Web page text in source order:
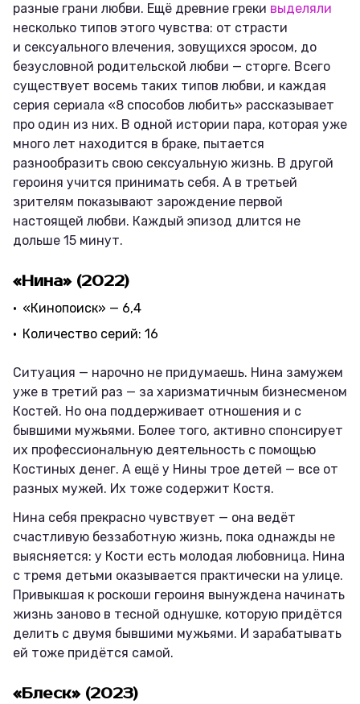
разные грани любви. Ещё древние греки выделяли
несколько типов этого чувства: от страсти
и сексуального влечения, зовущихся эросом, до
безусловной родительской любви — сторге. Всего
существует восемь таких типов любви, и каждая
серия сериала «8 способов любить» рассказывает
про один из них. В одной истории пара, которая уже
много лет находится в браке, пытается
разнообразить свою сексуальную жизнь. В другой
героиня учится принимать себя. А в третьей
зрителям показывают зарождение первой
настоящей любви. Каждый эпизод длится не
дольше 15 минут.
«Нина» (2022)
«Кинопоиск» — 6,4
Количество серий: 16
Ситуация — нарочно не придумаешь. Нина замужем
уже в третий раз — за харизматичным бизнесменом
Костей. Но она поддерживает отношения и с
бывшими мужьями. Более того, активно спонсирует
их профессиональную деятельность с помощью
Костиных денег. А ещё у Нины трое детей — все от
разных мужей. Их тоже содержит Костя.
Нина себя прекрасно чувствует — она ведёт
счастливую беззаботную жизнь, пока однажды не
выясняется: у Кости есть молодая любовница. Нина
с тремя детьми оказывается практически на улице.
Привыкшая к роскоши героиня вынуждена начинать
жизнь заново в тесной однушке, которую придётся
делить с двумя бывшими мужьями. И зарабатывать
ей тоже придётся самой.
«Блеск» (2023)